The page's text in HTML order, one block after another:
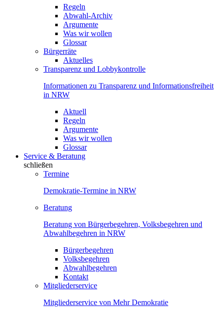
Regeln
Abwahl-Archiv
Argumente
Was wir wollen
Glossar
Bürgerräte
Aktuelles
Transparenz und Lobbykontrolle
Informationen zu Transparenz und Informationsfreiheit
in NRW
Aktuell
Regeln
Argumente
Was wir wollen
Glossar
Service & Beratung
schließen
Termine
Demokratie-Termine in NRW
Beratung
Beratung von Bürgerbegehren, Volksbegehren und
Abwahlbegehren in NRW
Bürgerbegehren
Volksbegehren
Abwahlbegehren
Kontakt
Mitgliederservice
Mitgliederservice von Mehr Demokratie